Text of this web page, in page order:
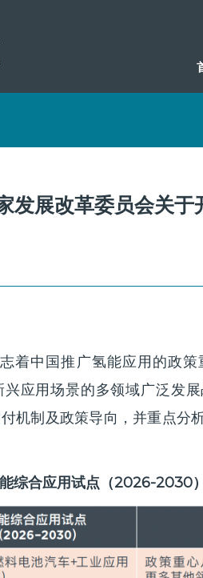
发展改革委员会关于
着中国推广氢能应用的政
应用场景的多领域广泛发
机制及政策导向，并重点分
综合应用试点（2026-2030